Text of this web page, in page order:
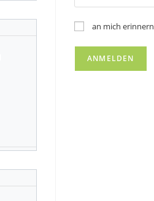
an mich erinnern